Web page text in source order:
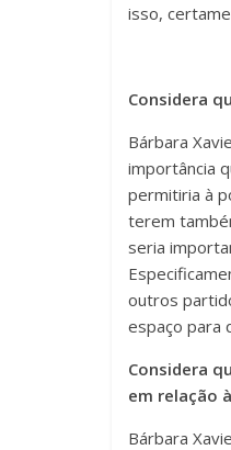
isso,
Considera
Bárbara
importância
permitiria à
terem
seria
outros
espaço para
Considera
em relação
Bárbara